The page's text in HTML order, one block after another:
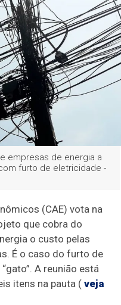
empresas de energia a
furto de eletricidade -
(CAE) vota na
que cobra do
o custo pelas
É o caso do furto de
A reunião está
itens na pauta (veja